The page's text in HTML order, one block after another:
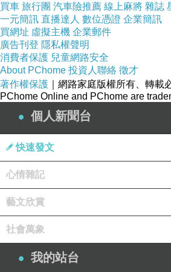
█第三十品: 一合理相分
★經文:
「須菩提！若善男子、
甚多，世尊！何以故？
所以者何？佛說微塵眾
世尊！如來所說三千大
何以故？若世界實有，
須菩提！一合相者則是
●白話文:
買車 旅行團 汽車險推薦 線上麻將 雜誌
一元簡訊 直播達人 數位憑證 企業簡訊
買網址 虛擬主機 企業郵件
廣告刊登 隱私權聲明
消費者保護 兒童網路安全
About PChome 投資人聯絡 徵才
著作權保護 ｜網路家庭版權所有、轉載
PChome Online and PChome are
個人新聞台
快速發文
心情雜記
藝文欣賞
社會萬象
我的站台